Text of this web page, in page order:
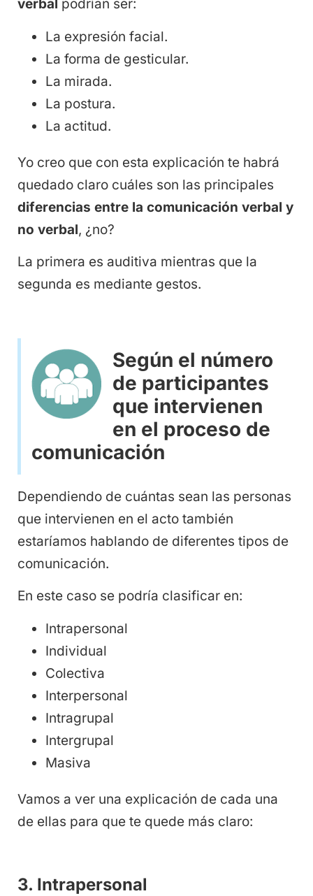
verbal podrían ser:
La expresión facial.
La forma de gesticular.
La mirada.
La postura.
La actitud.
Yo creo que con esta explicación te habrá
quedado claro cuáles son las principales
diferencias entre la comunicación verbal y
no verbal, ¿no?
La primera es auditiva mientras que la
segunda es mediante gestos.
Según el número
de participantes
que intervienen
en el proceso de
comunicación
Dependiendo de cuántas sean las personas
que intervienen en el acto también
estaríamos hablando de diferentes tipos de
comunicación.
En este caso se podría clasificar en:
Intrapersonal
Individual
Colectiva
Interpersonal
Intragrupal
Intergrupal
Masiva
Vamos a ver una explicación de cada una
de ellas para que te quede más claro:
3. Intrapersonal